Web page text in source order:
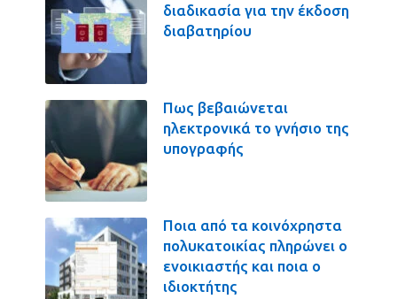
διαδικασία για την έκδοση
διαβατηρίου
Πως βεβαιώνεται
ηλεκτρονικά το γνήσιο της
υπογραφής
Ποια από τα κοινόχρηστα
πολυκατοικίας πληρώνει ο
ενοικιαστής και ποια ο
ιδιοκτήτης